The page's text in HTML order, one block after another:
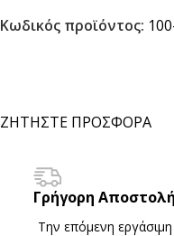
Κωδικός προϊόντος:
ΖΗΤΗΣΤΕ ΠΡΟΣΦΟΡΑ
Γρήγορη Αποστολή
Την επόμενη εργάσιμη